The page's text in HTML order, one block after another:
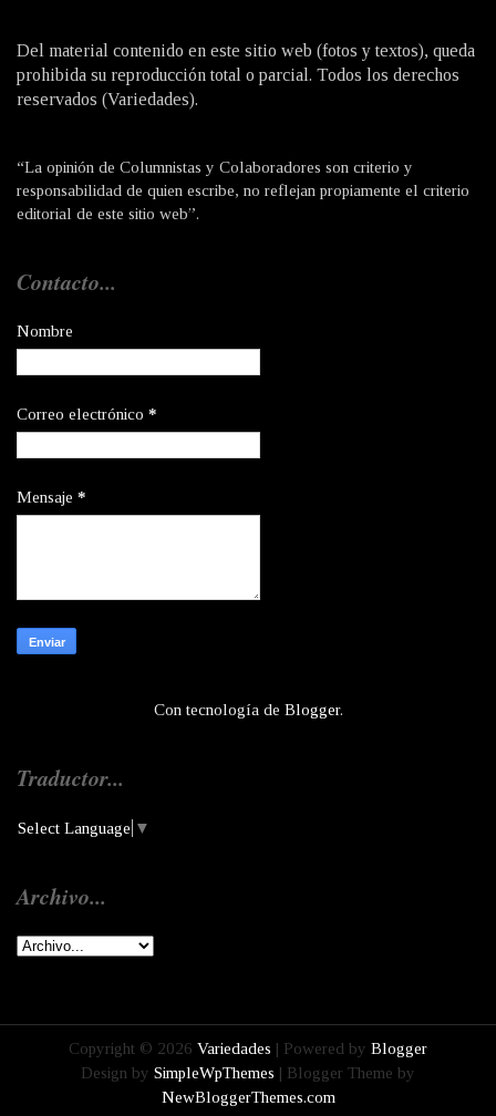
Del material contenido en este sitio web (fotos y textos), queda
prohibida su reproducción total o parcial. Todos los derechos
reservados (Variedades).
“La opinión de Columnistas y Colaboradores son criterio y
responsabilidad de quien escribe, no reflejan propiamente el criterio
editorial de este sitio web”.
Contacto...
Nombre
Correo electrónico *
Mensaje *
Con tecnología de Blogger.
Traductor...
Select Language ▼
Archivo...
Copyright © 2026 Variedades | Powered by Blogger
Design by SimpleWpThemes | Blogger Theme by
NewBloggerThemes.com